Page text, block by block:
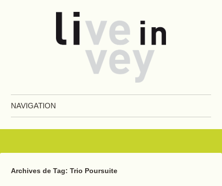
Live in Vevey
NAVIGATION
Archives de Tag: Trio Poursuite